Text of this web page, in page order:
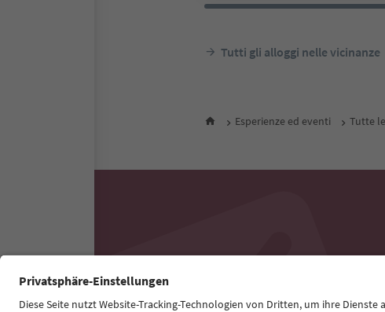
Tutti gli alloggi nelle vicinanze
Esperienze ed eventi Tutte